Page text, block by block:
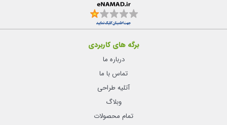
برگه های کاربردی
درباره ما
تماس با ما
آتلیه طراحی
وبلاگ
تمام محصولات